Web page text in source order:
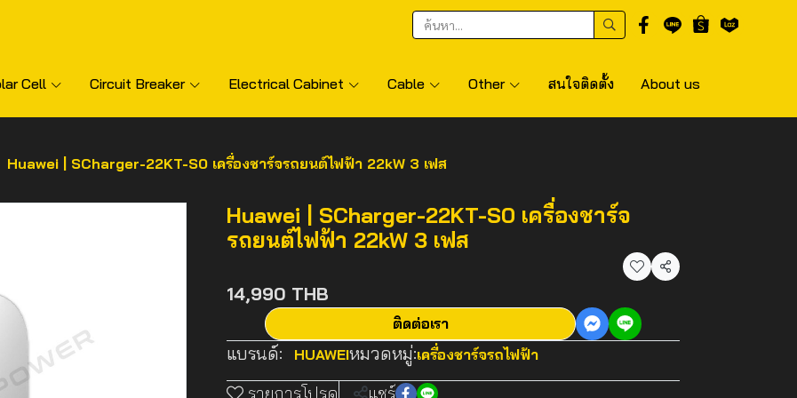
Cell Circuit Breaker Electrical Cabinet Cable Other สนใจติดตั้ง About us
Huawei | SCharger-22KT-S0 เครื่องชาร์จรถยนต์ไฟฟ้า 22kW 3 เฟส
Huawei | SCharger-22KT-S0 เครื่องชาร์จ
รถยนต์ไฟฟ้า 22kW 3 เฟส
แชร์
14,990 THB
ติดต่อเรา
แบรนด์: HUAWEIหมวดหมู่:เครื่องชาร์จรถไฟฟ้า
รายการโปรด แชร์